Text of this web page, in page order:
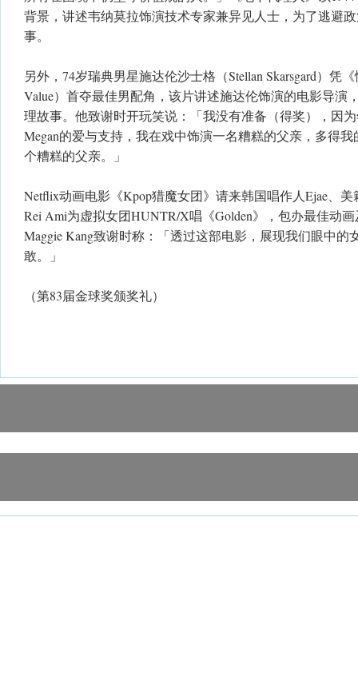
背景，讲述韦纳莫拉饰演技术专家兼异见人士，为了逃避
事。
另外，74岁瑞典男星施达伦沙士格（Stellan Skarsgard）凭
Value）首夺最佳男配角，该片讲述施达伦饰演的电影导演
理故事。他致谢时开玩笑说：「我没有准备（得奖），因
Megan的爱与支持，我在戏中饰演一名糟糕的父亲，多得
个糟糕的父亲。」
Netflix动画电影《Kpop猎魔女团》请来韩国唱作人Ejae、美
Rei Ami为虚拟女团HUNTR/X唱《Golden》，包办最佳动
Maggie Kang致谢时称：「透过这部电影，展现我们眼中
敢。」
（第83届金球奖颁奖礼）